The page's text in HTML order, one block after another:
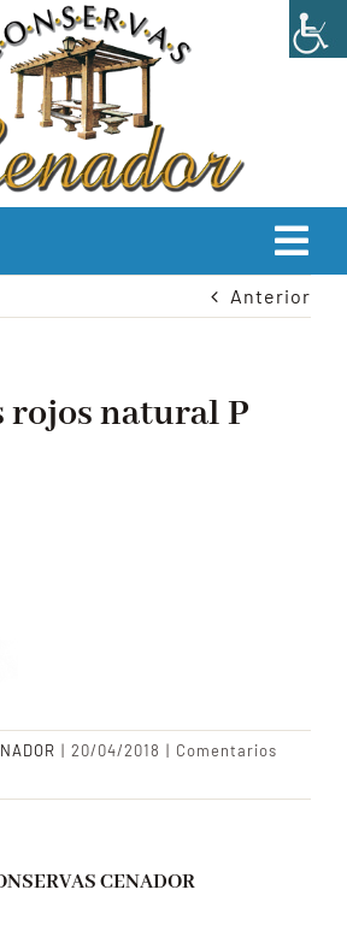
Anterior
rojos natural P
| 20/04/2018 | Comentarios
CENADOR